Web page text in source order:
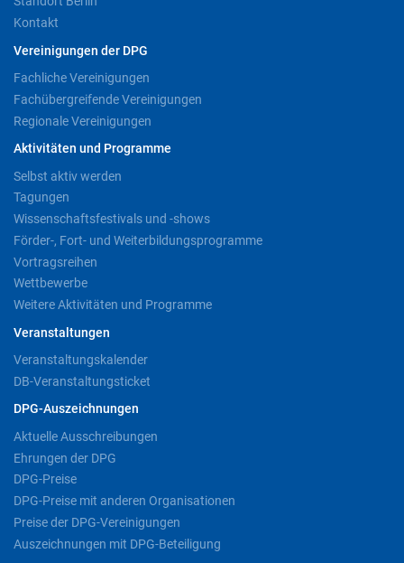
Kontakt
Vereinigungen der DPG
Fachliche Vereinigungen
Fachübergreifende Vereinigungen
Regionale Vereinigungen
Aktivitäten und Programme
Selbst aktiv werden
Tagungen
Wissenschaftsfestivals und -shows
Förder-, Fort- und Weiterbildungsprogramme
Vortragsreihen
Wettbewerbe
Weitere Aktivitäten und Programme
Veranstaltungen
Veranstaltungskalender
DB-Veranstaltungsticket
DPG-Auszeichnungen
Aktuelle Ausschreibungen
Ehrungen der DPG
DPG-Preise
DPG-Preise mit anderen Organisationen
Preise der DPG-Vereinigungen
Auszeichnungen mit DPG-Beteiligung